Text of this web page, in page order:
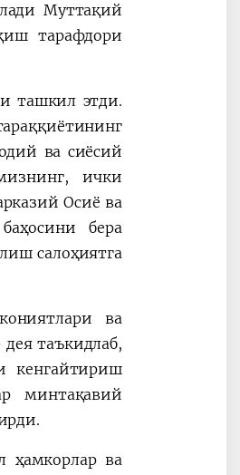
Муттақий
тарафдори
ташкил этди.
ва сиёсий
ички
Осиё ва
бера
салоҳиятга
ва
таъкидлаб,
кенгайтириш
минтақавий
ҳамкорлар ва